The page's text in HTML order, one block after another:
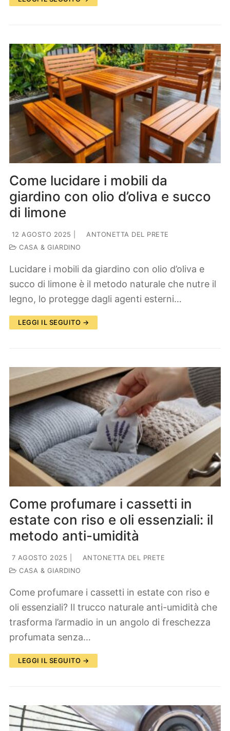
Come lucidare i mobili da
giardino con olio d’oliva e succo
di limone
12 AGOSTO 2025
ANTONETTA DEL PRETE
CASA & GIARDINO
Lucidare i mobili da giardino con olio d’oliva e
succo di limone è il metodo naturale che nutre il
legno, lo protegge dagli agenti esterni…
LEGGI IL SEGUITO →
Come profumare i cassetti in
estate con riso e oli essenziali: il
metodo anti-umidità
7 AGOSTO 2025
ANTONETTA DEL PRETE
CASA & GIARDINO
Come profumare i cassetti in estate con riso e
oli essenziali? Il trucco naturale anti-umidità che
trasforma l’armadio in un angolo di freschezza
profumata senza…
LEGGI IL SEGUITO →